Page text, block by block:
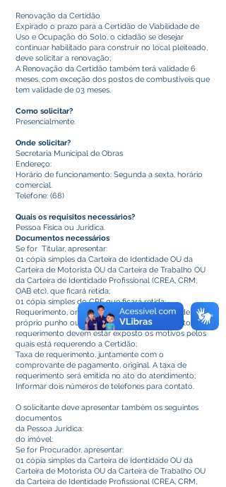
Renovação da Certidão
Expirado o prazo para a Certidão de Viabilidade de
Uso e Ocupação do Solo, o cidadão se desejar
continuar habilitado para construir no local pleiteado,
deve solicitar a renovação;
A Renovação da Certidão também terá validade 6
meses, com exceção dos postos de combustíveis que
tem validade de 03 meses.
Como solicitar?
Presencialmente.
Onde solicitar?
Secretaria Municipal de Obras
Endereço:
Horário de funcionamento: Segunda a sexta, horário
comercial.
Telefone: (68)
Quais os requisitos necessários?
Pessoa Física ou Jurídica.
Documentos necessários
Se for Titular, apresentar:
01 cópia simples da Carteira de Identidade OU da
Carteira de Motorista OU da Carteira de Trabalho OU
da Carteira de Identidade Profissional (CREA, CRM,
OAB etc), que ficará retida;
01 cópia simples do CPF que ficará retida;
Requerimento, original que ficará retido. Feito de
próprio punho ou obtido no ato do atendimento. No
requerimento devem estar exposto os motivos pelos
quais está requerendo a Certidão;
Taxa de requerimento, juntamente com o
comprovante de pagamento, original. A taxa de
requerimento será emitida no ato do atendimento;
Informar dois números de telefones para contato.
O solicitante deve apresentar também os seguintes
documentos
da Pessoa Jurídica:
do imóvel:
Se for Procurador, apresentar:
01 cópia simples da Carteira de Identidade OU da
Carteira de Motorista OU da Carteira de Trabalho OU
da Carteira de Identidade Profissional (CREA, CRM,